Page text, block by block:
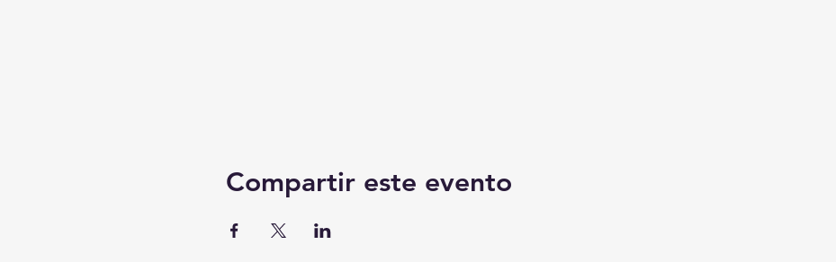
Compartir este evento